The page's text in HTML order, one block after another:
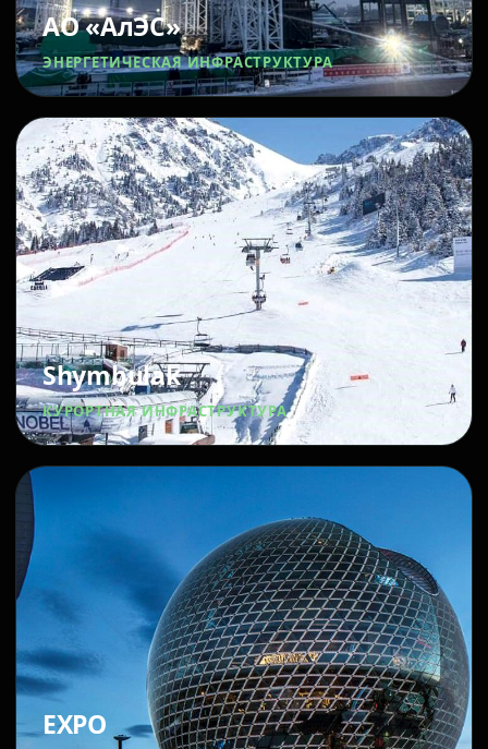
АО «АлЭС»
ЭНЕРГЕТИЧЕСКАЯ ИНФРАСТРУКТУРА
Shymbulak
КУРОРТНАЯ ИНФРАСТРУКТУРА
EXPO